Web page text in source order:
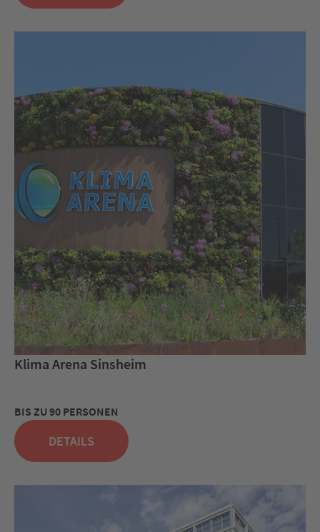
Klima Arena Sinsheim
BIS ZU 90 PERSONEN
DETAILS